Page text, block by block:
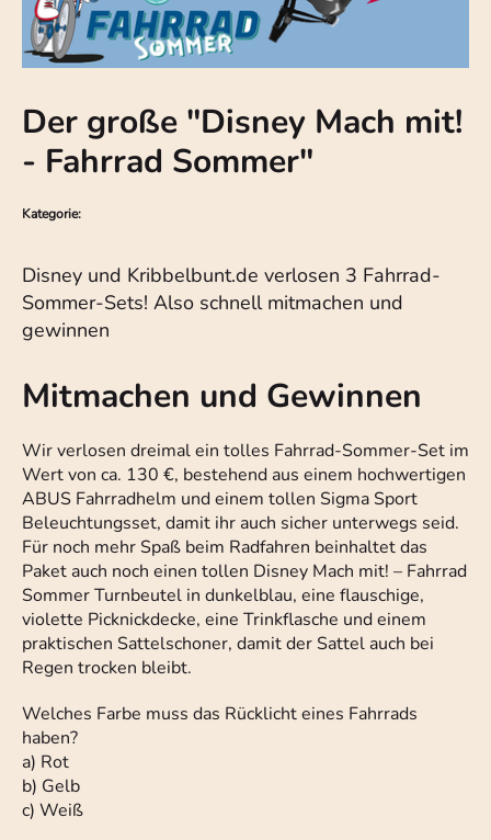
Der große "Disney Mach mit!
- Fahrrad Sommer"
Kategorie:
Disney und Kribbelbunt.de verlosen 3 Fahrrad-
Sommer-Sets! Also schnell mitmachen und
gewinnen
Mitmachen und Gewinnen
Wir verlosen dreimal ein tolles Fahrrad-Sommer-Set im
Wert von ca. 130 €, bestehend aus einem hochwertigen
ABUS Fahrradhelm und einem tollen Sigma Sport
Beleuchtungsset, damit ihr auch sicher unterwegs seid.
Für noch mehr Spaß beim Radfahren beinhaltet das
Paket auch noch einen tollen Disney Mach mit! – Fahrrad
Sommer Turnbeutel in dunkelblau, eine flauschige,
violette Picknickdecke, eine Trinkflasche und einem
praktischen Sattelschoner, damit der Sattel auch bei
Regen trocken bleibt.
Welches Farbe muss das Rücklicht eines Fahrrads
haben?
a) Rot
b) Gelb
c) Weiß